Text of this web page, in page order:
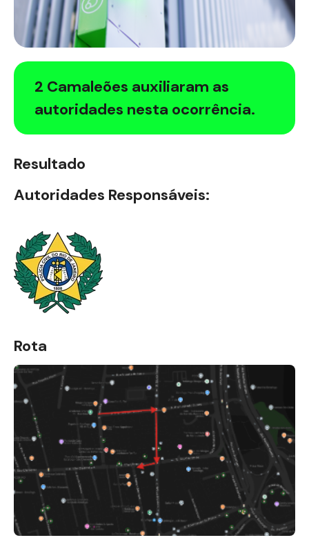
2 Camaleões auxiliaram as
autoridades nesta ocorrência.
Resultado
Autoridades Responsáveis:
Rota